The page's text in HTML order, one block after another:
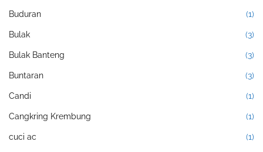
Buduran (1)
Bulak (3)
Bulak Banteng (3)
Buntaran (3)
Candi (1)
Cangkring Krembung (1)
cuci ac (1)